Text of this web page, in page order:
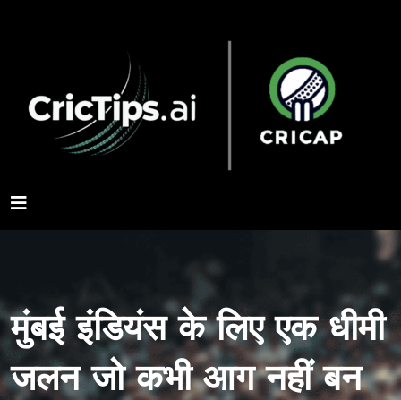
मुंबई इंडियंस के लिए एक धीमी
जलन जो कभी आग नहीं बन